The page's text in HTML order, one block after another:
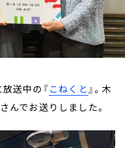
送中の『こねくと』。木
んでお送りしました。